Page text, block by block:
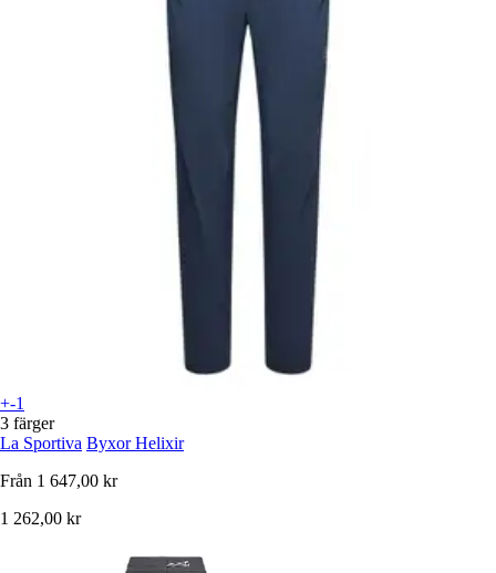
+-1
3 färger
La Sportiva Byxor Helixir
Från 1 647,00 kr
1 262,00 kr